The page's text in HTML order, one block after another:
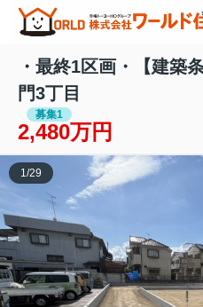
・最終1区画・【建築
門3丁目
募集1
2,480万円
1/29